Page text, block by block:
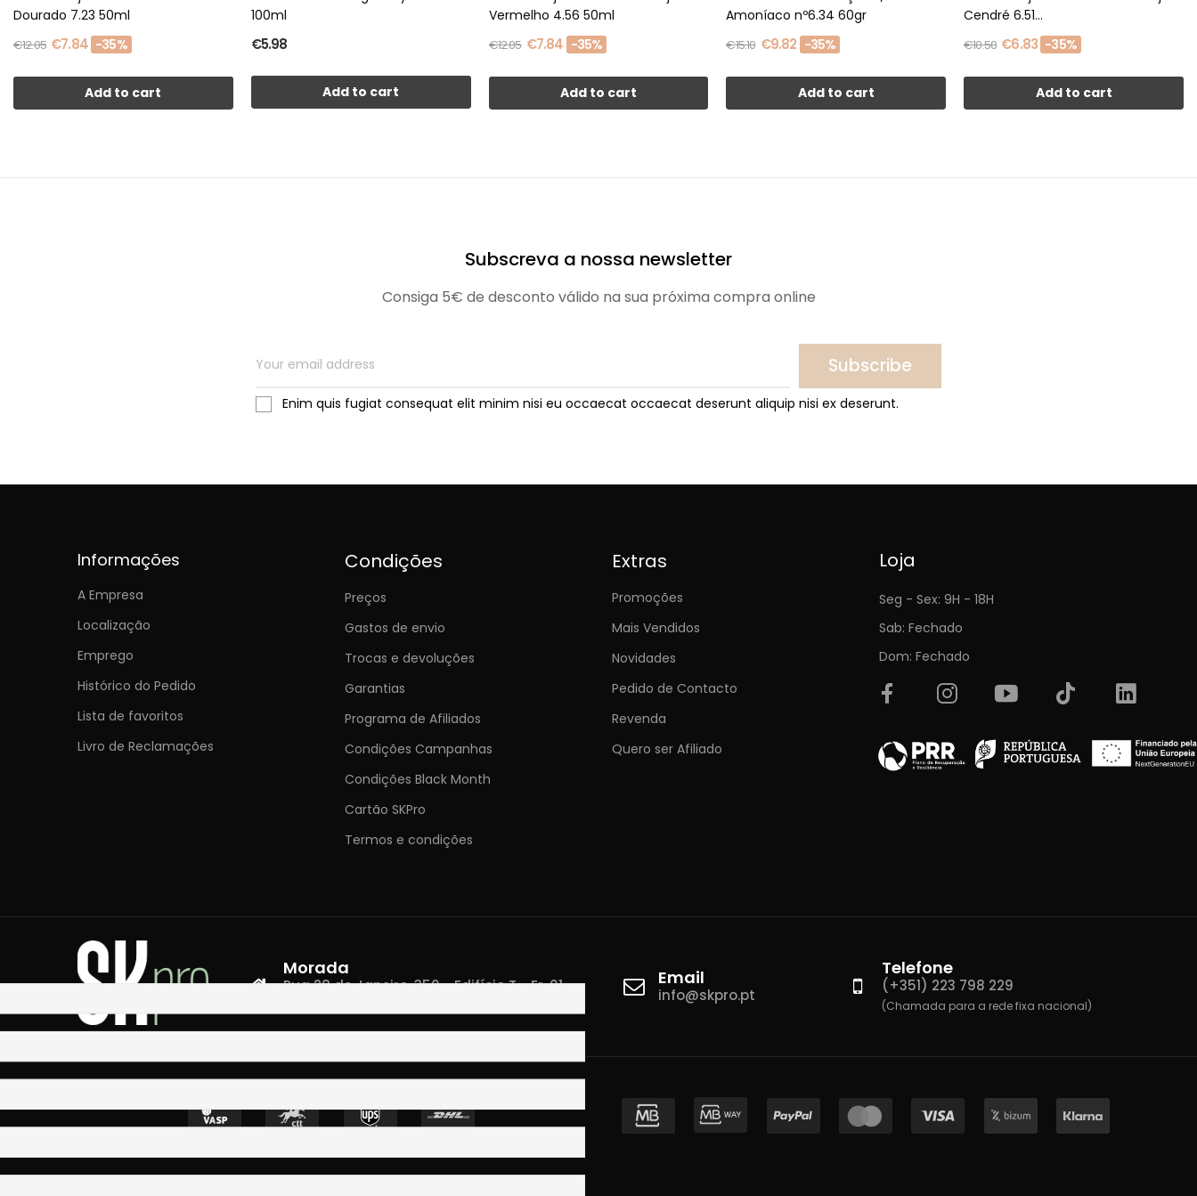
Dourado 7.23 50ml
€12.05 €7.84 -35%
Add to cart
100ml
€5.98
Add to cart
Vermelho 4.56 50ml
€12.05 €7.84 -35%
Add to cart
Amoníaco nº6.34 60gr
€15.10 €9.82 -35%
Add to cart
Cendré 6.51...
€10.50 €6.83 -35%
Add to cart
Subscreva a nossa newsletter
Consiga 5€ de desconto válido na sua próxima compra online
Subscribe
Enim quis fugiat consequat elit minim nisi eu occaecat occaecat deserunt aliquip nisi ex deserunt.
Informações
A Empresa
Localização
Emprego
Histórico do Pedido
Lista de favoritos
Livro de Reclamações
Condições
Preços
Gastos de envio
Trocas e devoluções
Garantias
Programa de Afiliados
Condições Campanhas
Condições Black Month
Cartão SKPro
Termos e condições
Extras
Promoções
Mais Vendidos
Novidades
Pedido de Contacto
Revenda
Quero ser Afiliado
Loja
Seg - Sex: 9H - 18H
Sab: Fechado
Dom: Fechado
Morada
Rua 28 de Janeiro, 350 - Edifício T - Fr. 01
Email
info@skpro.pt
Telefone
(+351) 223 798 229
(Chamada para a rede fixa nacional)